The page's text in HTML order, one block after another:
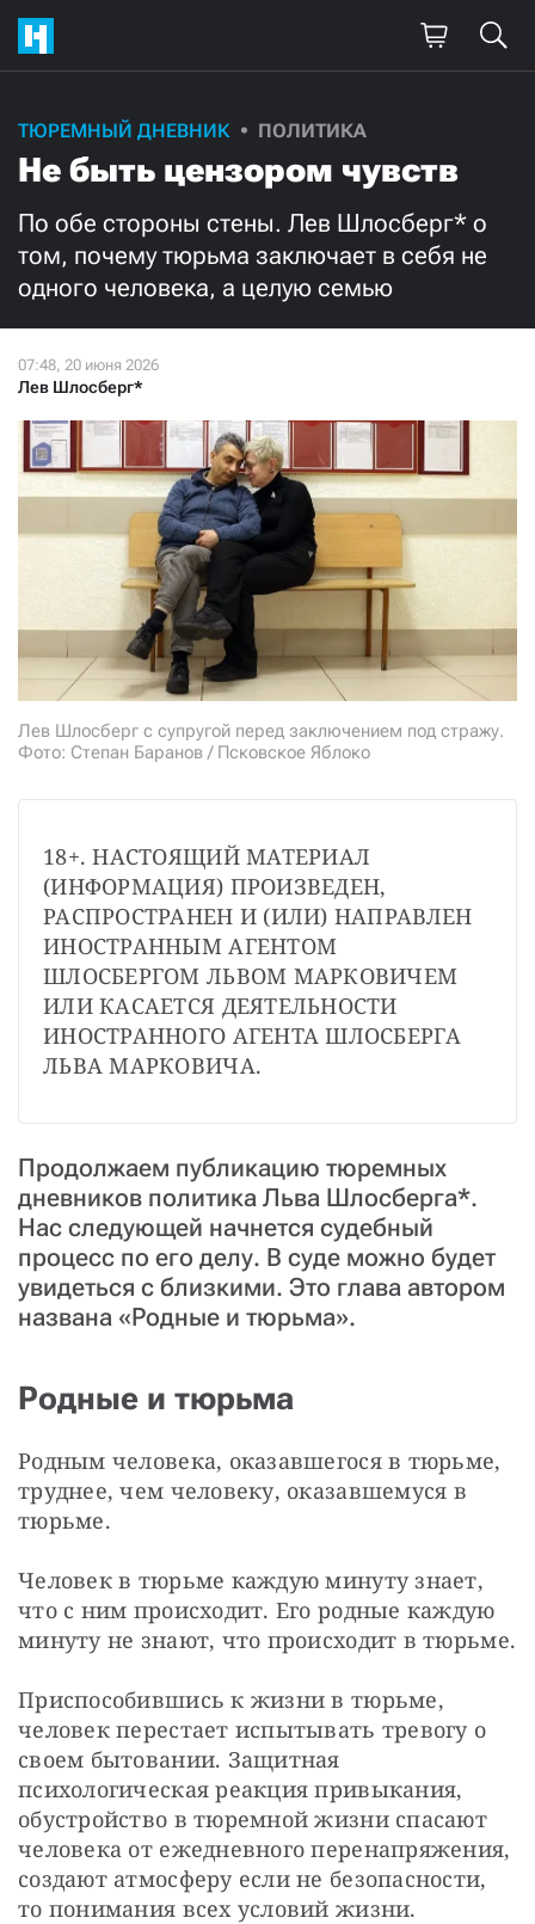
ТЮРЕМНЫЙ ДНЕВНИК ПОЛИТИКА
Не быть цензором чувств
По обе стороны стены. Лев Шлосберг* о
том, почему тюрьма заключает в себя не
одного человека, а целую семью
Лев Шлосберг*
Лев Шлосберг с супругой перед заключением под стражу.
Фото: Степан Баранов / Псковское Яблоко
18+. НАСТОЯЩИЙ МАТЕРИАЛ
(ИНФОРМАЦИЯ) ПРОИЗВЕДЕН,
РАСПРОСТРАНЕН И (ИЛИ) НАПРАВЛЕН
ИНОСТРАННЫМ АГЕНТОМ
ШЛОСБЕРГОМ ЛЬВОМ МАРКОВИЧЕМ
ИЛИ КАСАЕТСЯ ДЕЯТЕЛЬНОСТИ
ИНОСТРАННОГО АГЕНТА ШЛОСБЕРГА
ЛЬВА МАРКОВИЧА.
Продолжаем публикацию тюремных
дневников политика Льва Шлосберга*.
Нас следующей начнется судебный
процесс по его делу. В суде можно будет
увидеться с близкими. Это глава автором
названа «Родные и тюрьма».
Родные и тюрьма
Родным человека, оказавшегося в тюрьме,
труднее, чем человеку, оказавшемуся в
тюрьме.
Человек в тюрьме каждую минуту знает,
что с ним происходит. Его родные каждую
минуту не знают, что происходит в тюрьме.
Приспособившись к жизни в тюрьме,
человек перестает испытывать тревогу о
своем бытовании. Защитная
психологическая реакция привыкания,
обустройство в тюремной жизни спасают
человека от ежедневного перенапряжения,
создают атмосферу если не безопасности,
то понимания всех условий жизни.
Поддержите
нашу работу!
Ежемесячно Разово
3000 1000
Нажимая кнопку «Стать соучастником»,
я принимаю условия и подтверждаю свое гражданство РФ
СТАТЬ СОУЧАСТНИКОМ
ПОДЕЛИТЬСЯ С ДРУЗЬЯМИ
Если у вас есть вопросы, пишите donate@novayagazeta.ru
звоните:
+7 (929) 612-03-68